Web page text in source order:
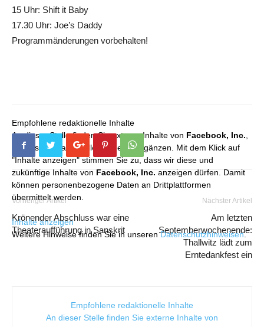
15 Uhr: Shift it Baby
17.30 Uhr: Joe’s Daddy
Programmänderungen vorbehalten!
Empfohlene redaktionelle Inhalte
An dieser Stelle finden Sie externe Inhalte von Facebook, Inc.
die unser redaktionelles Angebot ergänzen. Mit dem Klick auf
"Inhalte anzeigen" stimmen Sie zu, dass wir diese und
zukünftige Inhalte von Facebook, Inc. anzeigen dürfen. Damit
können personenbezogene Daten an Drittplattformen
übermittelt werden.
Inhalte anzeigen
Weitere Hinweise finden Sie in unserenDatenschutzhinweisen.
Vorheriger Artikel
Krönender Abschluss war eine
Theateraufführung in Sanskrit
Nächster Artikel
Am letzten
Septemberwochenende:
Thallwitz lädt zum
Erntedankfest ein
Empfohlene redaktionelle Inhalte
An dieser Stelle finden Sie externe Inhalte von